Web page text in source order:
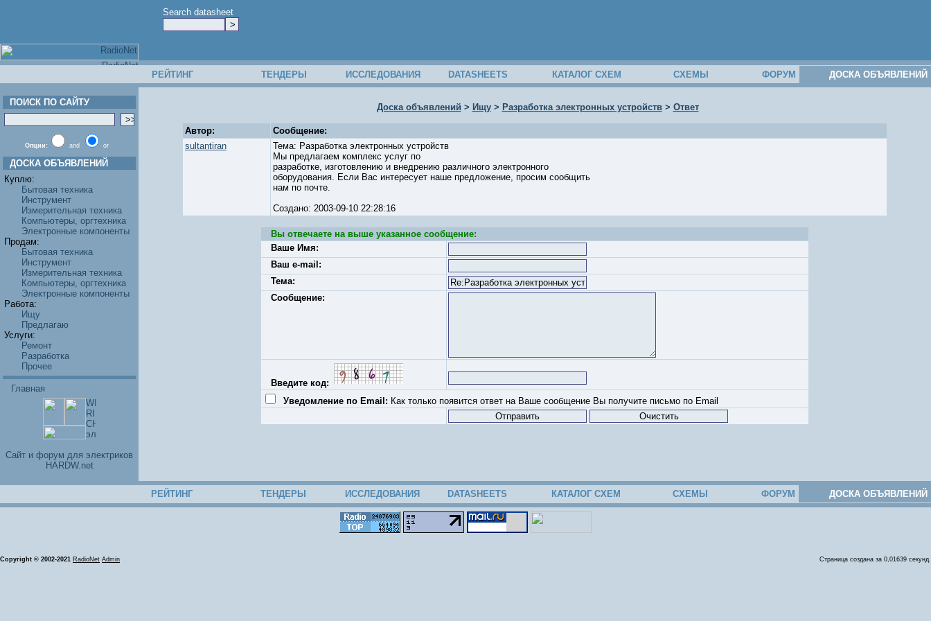
Search datasheet
РЕЙТИНГ ТЕНДЕРЫ ИССЛЕДОВАНИЯ DATASHEETS КАТАЛОГ СХЕМ СХЕМЫ ФОРУМ ДОСКА ОБЪЯВЛЕНИЙ
ПОИСК ПО САЙТУ
Опции: and or
ДОСКА ОБЪЯВЛЕНИЙ
Куплю:
Бытовая техника
Инструмент
Измерительная техника
Компьютеры, оргтехника
Электронные компоненты
Продам:
Бытовая техника
Инструмент
Измерительная техника
Компьютеры, оргтехника
Электронные компоненты
Работа:
Ищу
Предлагаю
Услуги:
Ремонт
Разработка
Прочее
Главная
Cайт и форум для электриков
HARDW.net
Доска объявлений > Ищу> Разработка электронных устройств> Ответ
Автор:
Сообщение:
sultantiran
Тема: Разработка электронных устройств
Мы предлагаем комплекс услуг по
разработке, изготовлению и внедрению различного электронного
оборудования. Если Вас интересует наше предложение, просим сообщить
нам по почте.
Создано: 2003-09-10 22:28:16
Вы отвечаете на выше указанное сообщение:
Ваше Имя:
Ваш e-mail:
Тема:
Сообщение:
Введите код:
Уведомление по Email: Как только появится ответ на Ваше сообщение Вы получите письмо по Email
РЕЙТИНГ ТЕНДЕРЫ ИССЛЕДОВАНИЯ DATASHEETS КАТАЛОГ СХЕМ СХЕМЫ ФОРУМ ДОСКА ОБЪЯВЛЕНИЙ
Copyright © 2002-2021 RadioNet Admin Страница создана за 0,01639 секунд.